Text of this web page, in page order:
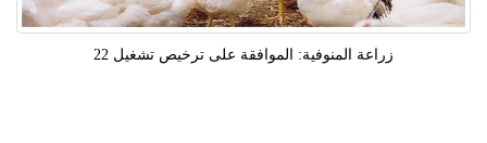
زراعة المنوفية: الموافقة على ترخيص تشغيل 22